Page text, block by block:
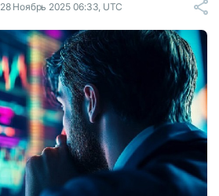
28 Ноябрь 2025 06:33, UTC